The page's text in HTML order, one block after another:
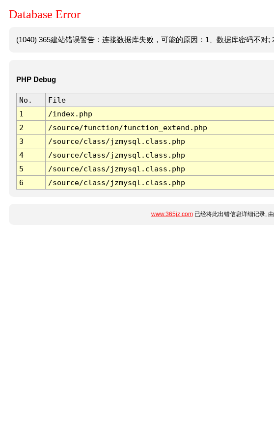
Database Error
(1040) 365建站错误警告：连接数据库失败，可能的原因：1、数据库密码不对;
PHP Debug
No. File
1
/index.php
2
/source/function/function_extend.php
3
/source/class/jzmysql.class.php
4
/source/class/jzmysql.class.php
5
/source/class/jzmysql.class.php
6
/source/class/jzmysql.class.php
www.365jz.com已经将此出错信息详细记录,